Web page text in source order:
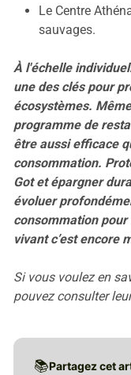
Le Centre
sauvages.
À l'échelle
une des clés pour
écosystèmes.
programme de
être aussi efficace
consommation.
Got et épargner
évoluer
consommation
vivant c’est encore
Si vous voulez en
pouvez consulter
📚Partagez cet